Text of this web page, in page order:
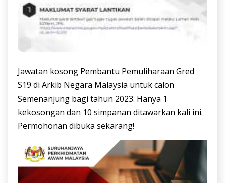
Jawatan kosong Pembantu Pemuliharaan Gred
S19 di Arkib Negara Malaysia untuk calon
Semenanjung bagi tahun 2023. Hanya 1
kekosongan dan 10 simpanan ditawarkan kali ini.
Permohonan dibuka sekarang!